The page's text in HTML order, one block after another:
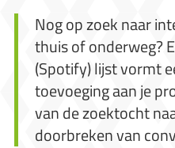
Nog op zoek naar
thuis of onderweg?
(Spotify) lijst vormt
toevoeging aan je
van de zoektocht
doorbreken van